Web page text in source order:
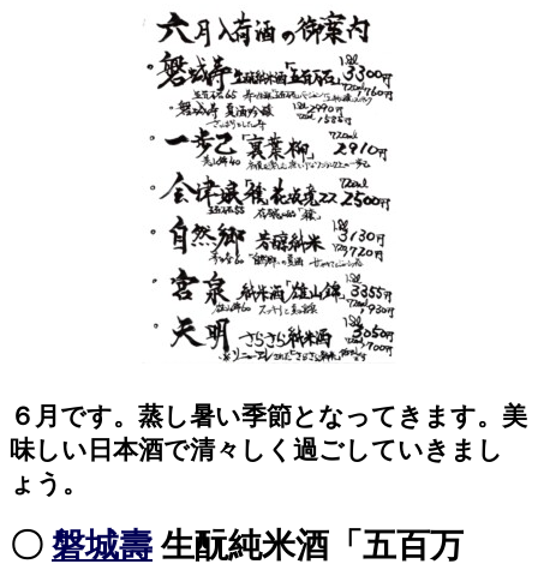
６月です。蒸し暑い季節となってきます。美
味しい日本酒で清々しく過ごしていきまし
ょう。
〇 磐城壽生酛純米酒「五百万